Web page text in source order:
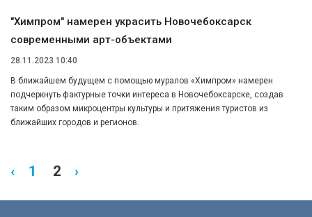
"Химпром" намерен украсить Новочебоксарск
современными арт-объектами
28.11.2023 10:40
В ближайшем будущем с помощью муралов «Химпром» намерен
подчеркнуть фактурные точки интереса в Новочебоксарске, создав
таким образом микроцентры культуры и притяжения туристов из
ближайших городов и регионов.
‹ 1 2 ›